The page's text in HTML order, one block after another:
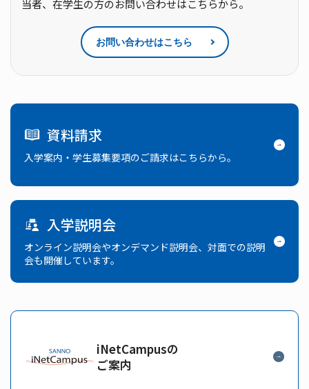
当者、在学生の方のお問い合わせはこちらから。
お問い合わせはこちら
資料請求
入学案内・学生募集要項のご請求はこちらから。
入学説明会
オンライン説明会やオンデマンド説明会、対面での説明
会も開催しています。
iNetCampusの
ご案内